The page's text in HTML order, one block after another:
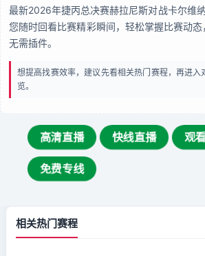
最新2026年捷丙总决赛赫拉尼斯对战卡尔维
您随时回看比赛精彩瞬间，轻松掌握比赛动态
无需插件。
想提高找赛效率，建议先看相关热门赛程，再进入
览。
高清直播 快线直播 观
免费专线
相关热门赛程